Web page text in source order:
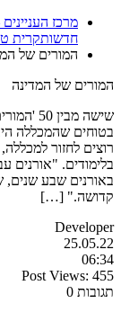
מרכז
חדשותקרית
המורים של
המורים של המדינה
שישה
בטוחים שהמכללה
רוצים לחזור
בלימודים. "אורנים
באורנים שבע שנים,
קדושה." […]
Developer
25.05.22
06:34
Post Views: 455
תגובות 0